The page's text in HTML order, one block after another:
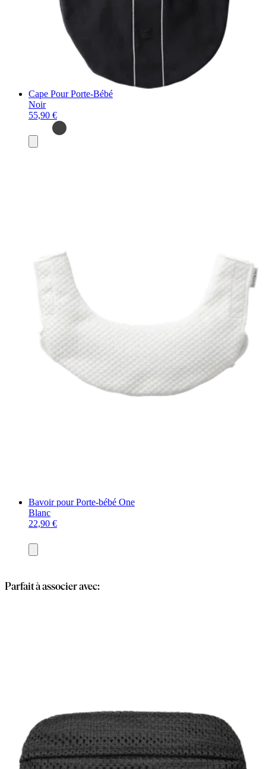
Cape Pour Porte-Bébé
Noir
55,90 €
au
Bavoir pour Porte-bébé One
Blanc
22,90 €
au
Parfait à associer avec: